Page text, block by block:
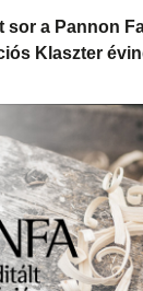
sor a Pannon
Klaszter